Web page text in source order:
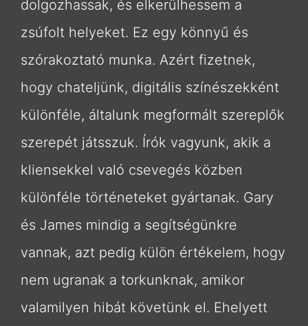
dolgozhassak, és elkerülhessem a
zsúfolt helyeket. Ez egy könnyű és
szórakoztató munka. Azért fizetnek,
hogy chateljünk, digitális színészekként
különféle, általunk megformált szereplők
szerepét játsszuk. Írók vagyunk, akik a
kliensekkel való csevegés közben
különféle történeteket gyártanak. Gary
és James mindig a segítségünkre
vannak, azt pedig külön értékelem, hogy
nem ugranak a torkunknak, amikor
valamilyen hibát követünk el. Ehelyett